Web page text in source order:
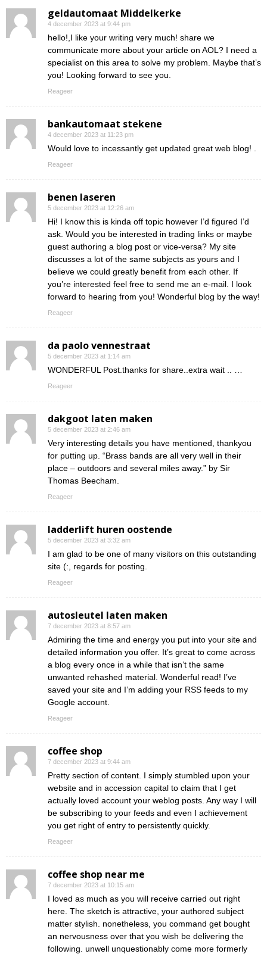
geldautomaat Middelkerke
4 december 2023 at 9:44 pm
hello!,I like your writing very much! share we
communicate more about your article on AOL? I need a
specialist on this area to solve my problem. Maybe that’s
you! Looking forward to see you.
Reageer
bankautomaat stekene
4 december 2023 at 11:23 pm
Would love to incessantly get updated great web blog! .
Reageer
benen laseren
5 december 2023 at 12:26 am
Hi! I know this is kinda off topic however I’d figured I’d
ask. Would you be interested in trading links or maybe
guest authoring a blog post or vice-versa? My site
discusses a lot of the same subjects as yours and I
believe we could greatly benefit from each other. If
you’re interested feel free to send me an e-mail. I look
forward to hearing from you! Wonderful blog by the way!
Reageer
da paolo vennestraat
5 december 2023 at 1:14 am
WONDERFUL Post.thanks for share..extra wait .. …
Reageer
dakgoot laten maken
5 december 2023 at 2:46 am
Very interesting details you have mentioned, thankyou
for putting up. “Brass bands are all very well in their
place – outdoors and several miles away.” by Sir
Thomas Beecham.
Reageer
ladderlift huren oostende
5 december 2023 at 3:32 am
I am glad to be one of many visitors on this outstanding
site (:, regards for posting.
Reageer
autosleutel laten maken
7 december 2023 at 8:57 am
Admiring the time and energy you put into your site and
detailed information you offer. It’s great to come across
a blog every once in a while that isn’t the same
unwanted rehashed material. Wonderful read! I’ve
saved your site and I’m adding your RSS feeds to my
Google account.
Reageer
coffee shop
7 december 2023 at 9:44 am
Pretty section of content. I simply stumbled upon your
website and in accession capital to claim that I get
actually loved account your weblog posts. Any way I will
be subscribing to your feeds and even I achievement
you get right of entry to persistently quickly.
Reageer
coffee shop near me
7 december 2023 at 10:15 am
I loved as much as you will receive carried out right
here. The sketch is attractive, your authored subject
matter stylish. nonetheless, you command get bought
an nervousness over that you wish be delivering the
following. unwell unquestionably come more formerly